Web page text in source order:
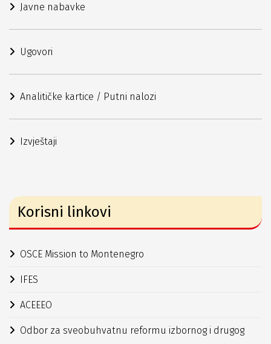
Javne nabavke
Ugovori
Analitičke kartice / Putni nalozi
Izvještaji
Korisni linkovi
OSCE Mission to Montenegro
IFES
ACEEEO
Odbor za sveobuhvatnu reformu izbornog i drugog